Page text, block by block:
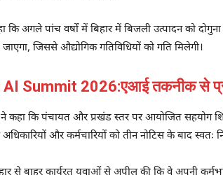
कि अगले पांच वर्षों में बिहार में बिजली उत्पादन को
जाएगा, जिससे औद्योगिक गतिविधियों को गति मिलेगी।
Summit 2026:एआई तकनीक से
ने कहा कि पंचायत और प्रखंड स्तर पर आयोजित सहयोग
और कर्मचारियों को तीन नोटिस के बाद स्वतः